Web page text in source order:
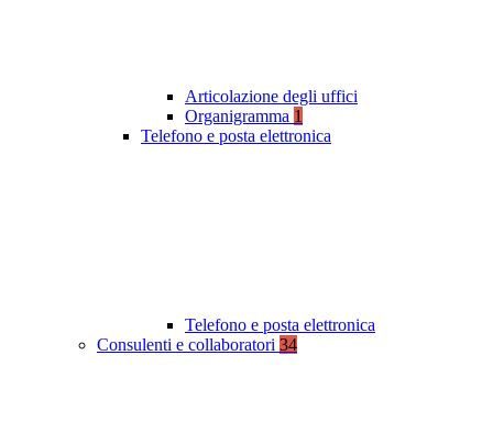
Articolazione degli uffici
Organigramma 1
Telefono e posta elettronica
Telefono e posta elettronica
Consulenti e collaboratori 34